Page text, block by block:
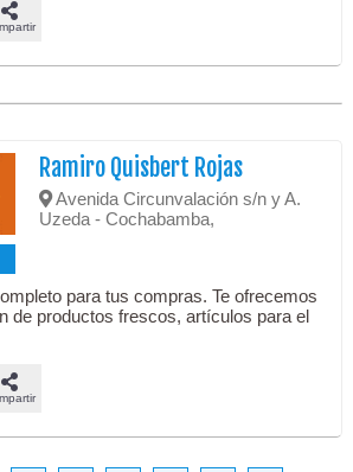
Ramiro Quisbert Rojas
Avenida Circunvalación s/n y A.
Uzeda - Cochabamba,
para tus compras. Te ofrecemos
de productos frescos, artículos para el